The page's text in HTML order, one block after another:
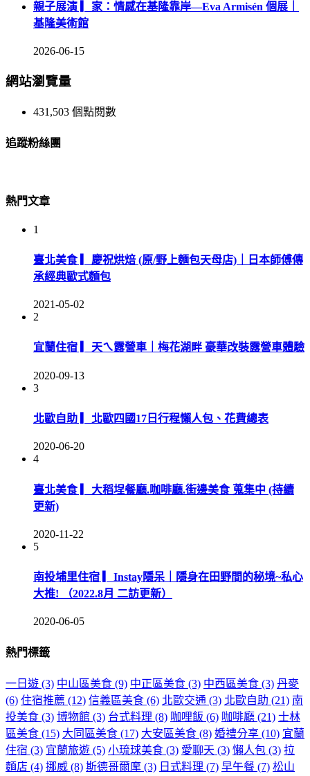
親子展演 ▎家：情感在基隆靠岸—Eva Armisén 個展｜
基隆美術館
2026-06-15
網站瀏覽量
431,503 個點閱數
追蹤粉絲團
熱門文章
1
臺北美食 ▎慶祝烘焙 (原/野上麵包天母店)｜日本師傅傳
承經典歐式麵包
2021-05-02
2
宜蘭住宿 ▎天ㄟ露營車｜梅花湖畔 豪華改裝露營車體驗
2020-09-13
3
北歐自助 ▎北歐四國17日行程懶人包、花費總表
2020-06-20
4
臺北美食 ▎大稻埕餐廳.咖啡廳.街邊美食 蒐集中 (持續
更新)
2020-11-22
5
南投埔里住宿 ▎Instay隱呆｜隱身在田野間的秘境~私心
大推! （2022.8月 二訪更新）
2020-06-05
熱門標籤
一日遊 (3) 中山區美食 (9) 中正區美食 (3) 中西區美食 (3) 丹麥
(6) 住宿推薦 (12) 信義區美食 (6) 北歐交通 (3) 北歐自助 (21) 南
投美食 (3) 博物館 (3) 台式料理 (8) 咖哩飯 (6) 咖啡廳 (21) 士林
區美食 (15) 大同區美食 (17) 大安區美食 (8) 婚禮分享 (10) 宜蘭
住宿 (3) 宜蘭旅遊 (5) 小琉球美食 (3) 愛聊天 (3) 懶人包 (3) 拉
麵店 (4) 挪威 (8) 斯德哥爾摩 (3) 日式料理 (7) 早午餐 (7) 松山